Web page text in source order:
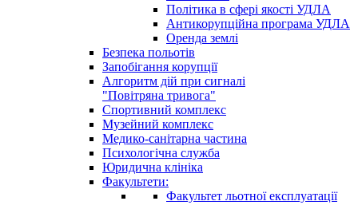
Політика в сфері якості УДЛА
Антикорупційна програма УДЛА
Оренда землі
Безпека польотів
Запобігання корупції
Алгоритм дій при сигналі
"Повітряна тривога"
Спортивний комплекс
Музейний комплекс
Медико-санітарна частина
Психологічна служба
Юридична клініка
Факультети:
Факультет льотної експлуатації